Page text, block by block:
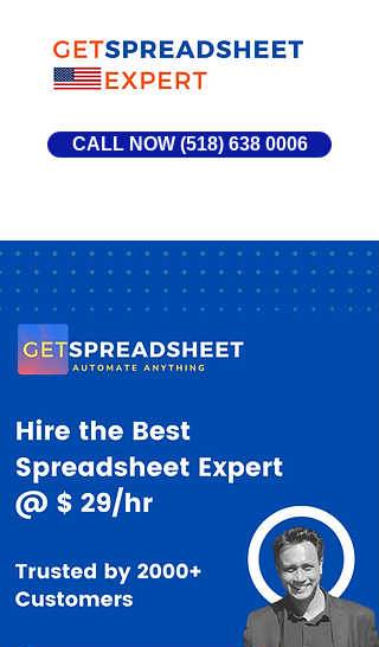
CALL NOW (518) 638 0006